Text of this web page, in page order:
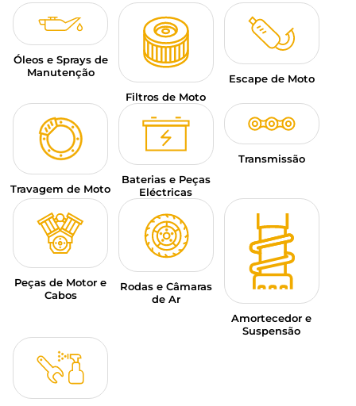
CARTÕES PRESENTE
PT | EUR € — MODIFICAR
CONSELHOS
CONTACTAR-NOS
Óleos e Sprays de
Manutenção
Filtros de Moto
Escape de Moto
Travagem de Moto
Baterias e Peças
Eléctricas
Transmissão
Peças de Motor e
Cabos
Rodas e Câmaras
de Ar
Amortecedor e
Suspensão